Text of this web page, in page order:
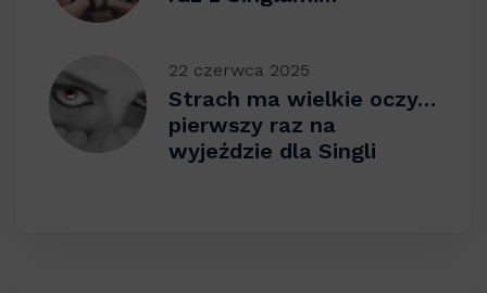
22 czerwca 2025
Strach ma wielkie oczy…
pierwszy raz na
wyjeździe dla Singli